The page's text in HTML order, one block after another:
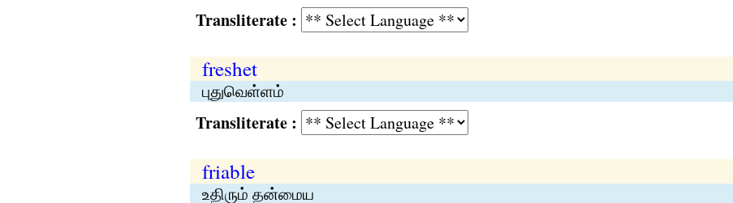
Transliterate :
freshet
புதுவெள்ளம்
Transliterate :
friable
உதிரும் தன்மைய